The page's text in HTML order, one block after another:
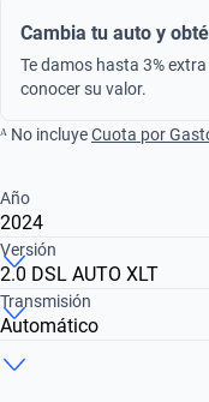
Cambia tu auto y
Te damos hasta 3%
conocer su valor.
ᴬ No incluyeCuota por
Año
2024
2018
$18.600.900
Versión
2.0 DSL AUTO XLT
2.0 DSL AUTO XLT
Transmisión
Automático